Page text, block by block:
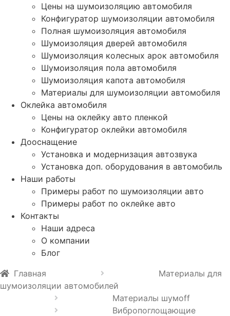
Цены на шумоизоляцию автомобиля
Конфигуратор шумоизоляции автомобиля
Полная шумоизоляция автомобиля
Шумоизоляция дверей автомобиля
Шумоизоляция колесных арок автомобиля
Шумоизоляция пола автомобиля
Шумоизоляция капота автомобиля
Материалы для шумоизоляции автомобиля
Оклейка автомобиля
Цены на оклейку авто пленкой
Конфигуратор оклейки автомобиля
Дооснащение
Установка и модернизация автозвука
Установка доп. оборудования в автомобиль
Наши работы
Примеры работ по шумоизоляции авто
Примеры работ по оклейке авто
Контакты
Наши адреса
О компании
Блог
Главная
Материалы для
шумоизоляции автомобилей
Материалы шумoff
Вибропоглощающие